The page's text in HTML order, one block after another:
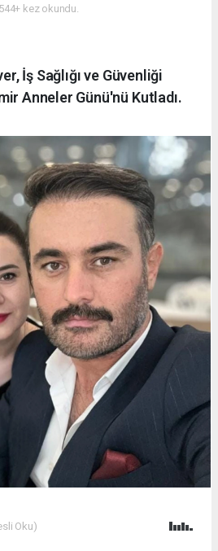
kez okundu.
İş Sağlığı ve Güvenliği
Anneler Günü'nü Kutladı.
Oku)